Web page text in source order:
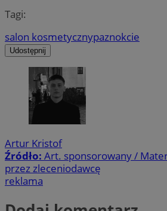
Tagi:
salon kosmetycznypaznokcie
Udostępnij
Artur Kristof
Źródło: Art. sponsorowany /
przez zleceniodawcę
reklama